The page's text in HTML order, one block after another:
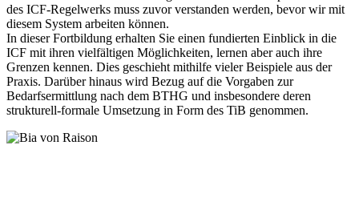
des ICF-Regelwerks muss zuvor verstanden werden, bevor wir mit
diesem System arbeiten können.
In dieser Fortbildung erhalten Sie einen fundierten Einblick in die
ICF mit ihren vielfältigen Möglichkeiten, lernen aber auch ihre
Grenzen kennen. Dies geschieht mithilfe vieler Beispiele aus der
Praxis. Darüber hinaus wird Bezug auf die Vorgaben zur
Bedarfsermittlung nach dem BTHG und insbesondere deren
strukturell-formale Umsetzung in Form des TiB genommen.